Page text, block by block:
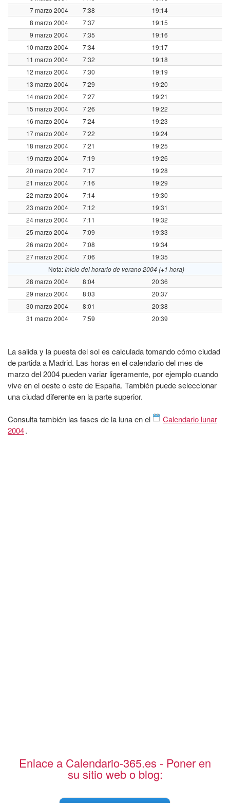
7 marzo 2004
7:38
19:14
8 marzo 2004
7:37
19:15
9 marzo 2004
7:35
19:16
10 marzo 2004
7:34
19:17
11 marzo 2004
7:32
19:18
12 marzo 2004
7:30
19:19
13 marzo 2004
7:29
19:20
14 marzo 2004
7:27
19:21
15 marzo 2004
7:26
19:22
16 marzo 2004
7:24
19:23
17 marzo 2004
7:22
19:24
18 marzo 2004
7:21
19:25
19 marzo 2004
7:19
19:26
20 marzo 2004
7:17
19:28
21 marzo 2004
7:16
19:29
22 marzo 2004
7:14
19:30
23 marzo 2004
7:12
19:31
24 marzo 2004
7:11
19:32
25 marzo 2004
7:09
19:33
26 marzo 2004
7:08
19:34
27 marzo 2004
7:06
19:35
Nota: Inicio del horario de verano 2004 (+1 hora)
28 marzo 2004
8:04
20:36
29 marzo 2004
8:03
20:37
30 marzo 2004
8:01
20:38
31 marzo 2004
7:59 20:39
La salida y la puesta del sol es calculada tomando cómo ciudad
de partida a Madrid. Las horas en el calendario del mes de
marzo del 2004 pueden variar ligeramente, por ejemplo cuando
vive en el oeste o este de España. También puede seleccionar
una ciudad diferente en la parte superior.
Consulta también las fases de la luna en el
Calendario lunar
2004.
Enlace a Calendario-365.es - Poner en
su sitio web o blog: